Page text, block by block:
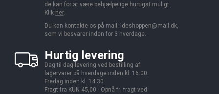
de kan for at være behjælpelige hurtigst muligt.
Klik her.
Du kan kontakte os på mail: ideshoppen@mail.dk,
som vi besvarer inden for 3 hverdage.
Hurtig levering
Dag til dag levering ved bestilling af
lagervarer på hverdage inden kl. 16.00.
Fredag inden kl. 14.30.
Fragt fra KUN 45,00 - Opnå fri fragt ved